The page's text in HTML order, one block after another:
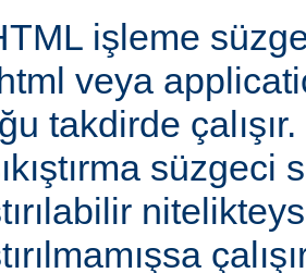
işleme
veya
takdirde çalışır.
süzgeci